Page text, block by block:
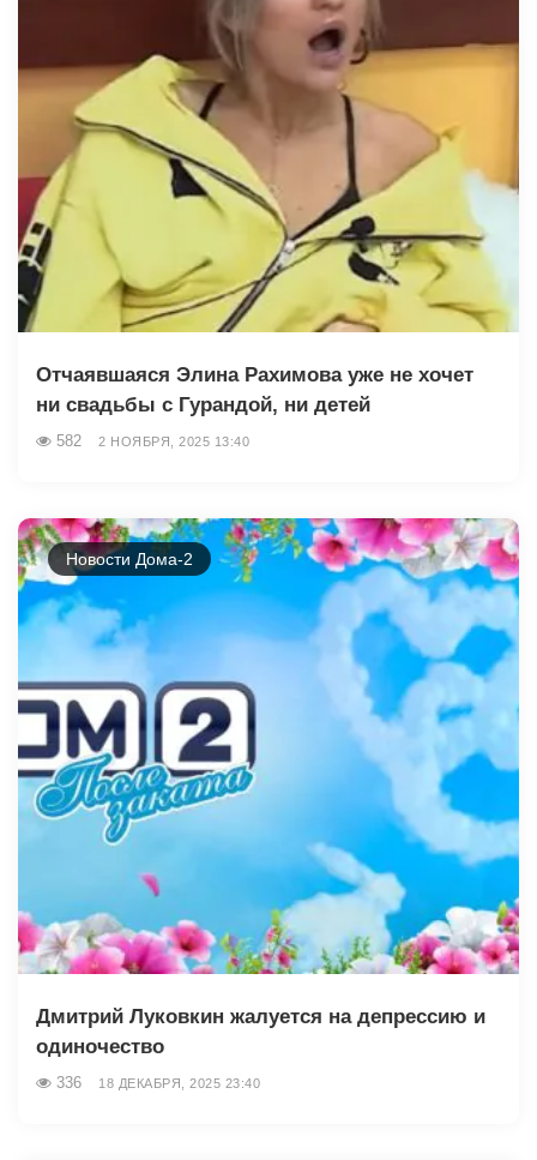
Отчаявшаяся Элина Рахимова уже не хочет
ни свадьбы с Гурандой, ни детей
582 2 НОЯБРЯ, 2025 13:40
Новости Дома-2
Дмитрий Луковкин жалуется на депрессию и
одиночество
336 18 ДЕКАБРЯ, 2025 23:40